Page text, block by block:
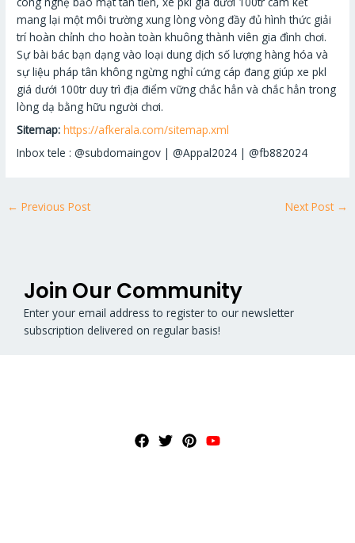
mang lại một môi trường xung lòng vòng đầy đủ hình thức giải
trí hoàn chỉnh cho hoàn toàn khuông thành viên gia đình chơi.
Sự bài bác bạn dạng vào loại dung dịch số lượng hàng hóa và
sự liệu pháp tân không ngừng nghỉ cứng cáp đang giúp xe pkl
giá dưới 100tr duy trì địa điểm vững chắc hẳn và chắc hẳn trong
lòng dạ bằng hữu người chơi.
Sitemap: https://afkerala.com/sitemap.xml
Inbox tele : @subdomaingov | @Appal2024 | @fb882024
← Previous Post Next Post →
Join Our Community
Enter your email address to register to our newsletter
subscription delivered on regular basis!